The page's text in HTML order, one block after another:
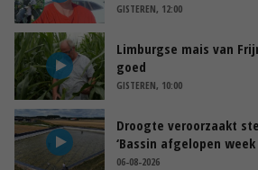
GISTEREN, 12:00
Limburgse mais van
goed
GISTEREN, 10:00
Droogte veroorzaakt
‘Bassin afgelopen
06-08-2026